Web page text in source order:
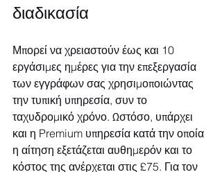
διαδικασία
Μπορεί να χρειαστούν έως και 10
εργάσιμες ημέρες για την επεξεργασία
των εγγράφων σας χρησιμοποιώντας
την τυπική υπηρεσία, συν το
ταχυδρομικό χρόνο. Ωστόσο, υπάρχει
και η Premium υπηρεσία κατά την οποία
η αίτηση εξετάζεται αυθημερόν και το
κόστος της ανέρχεται στις £75. Για τον